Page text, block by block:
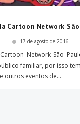
Cartoon Network
17 de agosto de 2016
Network São
familiar, por isso
outros eventos de...